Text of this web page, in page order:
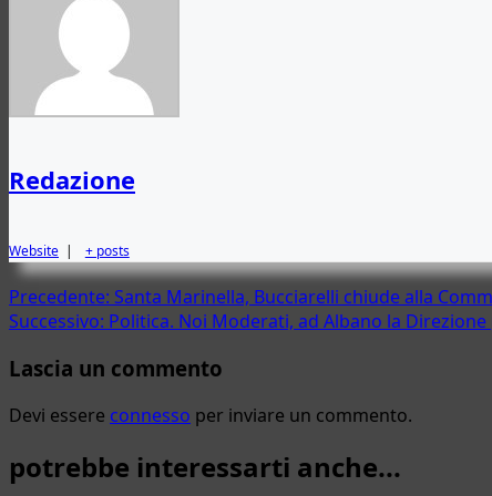
Redazione
Website | + posts
Navigazione
articolo
Precedente: Santa Marinella, Bucciarelli chiude alla
Successivo: Politica. Noi Moderati, ad Albano la
Lascia un commento
Devi essere connesso per inviare un commento.
potrebbe interessarti anche...